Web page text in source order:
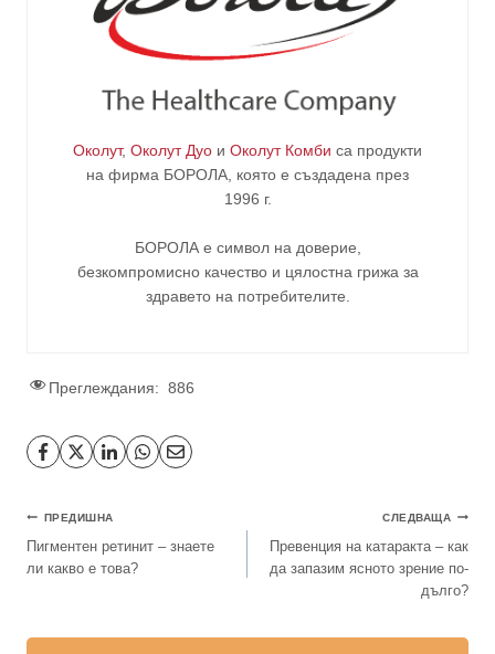
Околут, Околут Дуо и Околут Комби са продукти
на фирма БОРОЛА , която е създадена през
1996 г.
БОРОЛА е символ на доверие,
безкомпромисно качество и цялостна грижа за
здравето на потребителите
Преглеждания: 886
ПРЕДИШНА
Пигментен ретинит – знаете
ли какво е това?
СЛЕДВАЩА
Превенция на катаракта – как
да запазим ясното зрение по-
дълго?